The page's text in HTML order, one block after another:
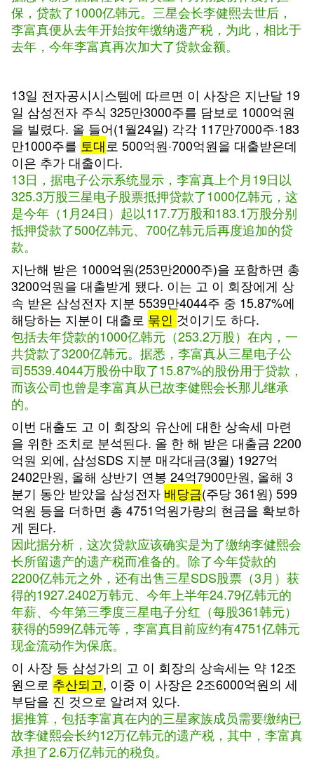
保，贷款了1000亿韩元。三星会长李健熙去世后，
李富真便从去年开始按年缴纳遗产税，为此，相比于
去年，今年李富真再次加大了贷款金额。
13일 전자공시시스템에 따르면 이 사장은 지난달 19
일 삼성전자 주식 325만3000주를 담보로 1000억원
을 빌렸다. 올 들어(1월24일) 각각 117만7000주·183
만1000주를 토대로 500억원·700억원을 대출받은데
이은 추가 대출이다.
13日，据电子公示系统显示，李富真上个月19日以
325.3万股三星电子股票抵押贷款了1000亿韩元，这
是今年（1月24日）起以117.7万股和183.1万股分别
抵押贷款了500亿韩元、700亿韩元后再度追加的贷
款。
지난해 받은 1000억원(253만2000주)을 포함하면 총
3200억원을 대출받게 됐다. 이는 고 이 회장에게 상
속 받은 삼성전자 지분 5539만4044주 중 15.87%에
해당하는 지분이 대출로 묶인 것이기도 하다.
包括去年贷款的1000亿韩元（253.2万股）在内，一
共贷款了3200亿韩元。据悉，李富真从三星电子公
司5539.4044万股份中取了15.87%的股份用于贷款，
而该公司也曾是李富真从已故李健熙会长那儿继承
的。
이번 대출도 고 이 회장의 유산에 대한 상속세 마련
을 위한 조치로 분석된다. 올 한 해 받은 대출금 2200
억원 외에, 삼성SDS 지분 매각대금(3월) 1927억
2402만원, 올해 상반기 연봉 24억7900만원, 올해 3
분기 동안 받았을 삼성전자 배당금(주당 361원) 599
억원 등을 더하면 총 4751억원가량의 현금을 확보하
게 된다.
因此据分析，这次贷款应该确实是为了缴纳李健熙会
长所留遗产的遗产税而准备的。除了今年贷款的
2200亿韩元之外，还有出售三星SDS股票（3月）获
得的1927.2402万韩元、今年上半年24.79亿韩元的
年薪、今年第三季度三星电子分红（每股361韩元）
获得的599亿韩元等，李富真目前应约有4751亿韩元
现金流动作为保底。
이 사장 등 삼성가의 고 이 회장의 상속세는 약 12조
원으로 추산되고, 이중 이 사장은 2조6000억원의 세
부담을 진 것으로 알려져 있다.
据推算，包括李富真在内的三星家族成员需要缴纳已
故李健熙会长约12万亿韩元的遗产税，其中，李富真
承担了2.6万亿韩元的税负。